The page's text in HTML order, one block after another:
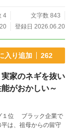
4
文字数 843
登録日 2026.06.20
入り追加 262
家のネギを抜い
がおかしい～
業で
は、祖母からの留守